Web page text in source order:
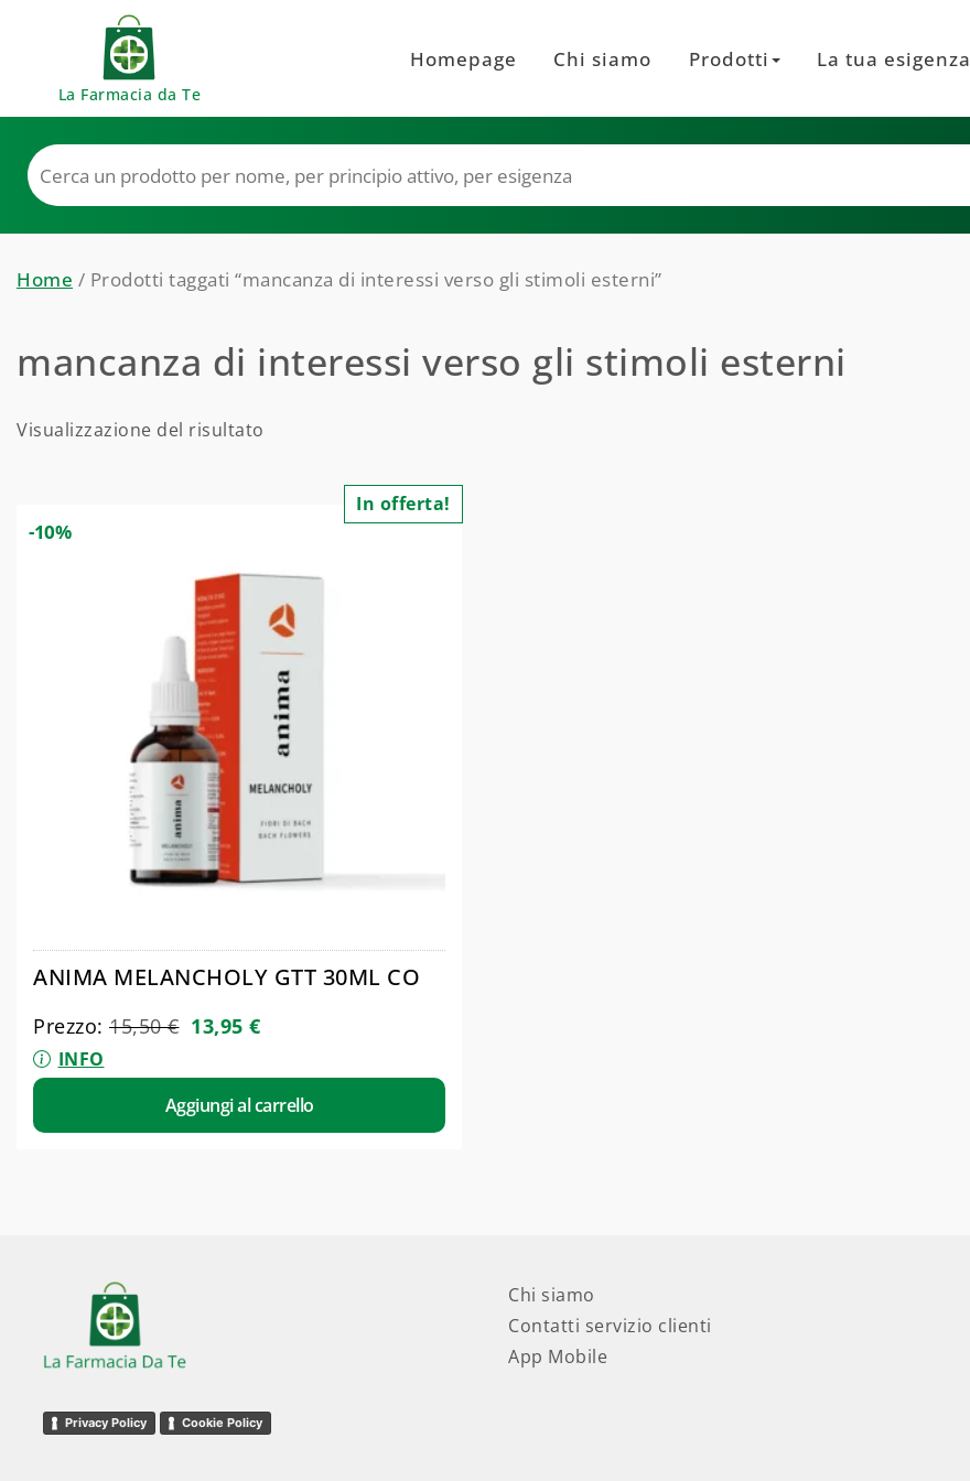
La Farmacia da Te
Homepage Chi siamo Prodotti La tua esigenza
Home / Prodotti taggati “mancanza di interessi verso gli stimoli esterni”
mancanza di interessi verso gli stimoli esterni
Visualizzazione del risultato
ANIMA MELANCHOLY GTT 30ML CO
Prezzo: 15,50€ 13,95 €
INFO
Aggiungi al carrello
In offerta!
-10%
Chi siamo
Contatti servizio clienti
App Mobile
Privacy Policy Cookie Policy